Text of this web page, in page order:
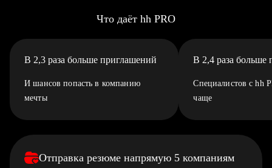
Что даёт hh PRO
В 2,3 раза больше приглашений
И шансов попасть в компанию
мечты
В 2,4 раза больше
Специалистов с hh
чаще
Отправка резюме напрямую 5 компаниям